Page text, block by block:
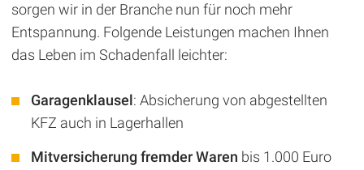
sorgen wir in der Branche nun für noch mehr
Entspannung. Folgende Leistungen machen Ihnen
das Leben im Schadenfall leichter:
Garagenklausel: Absicherung von abgestellten
KFZ auch in Lagerhallen
Mitversicherung fremder Waren bis 1.000 Euro